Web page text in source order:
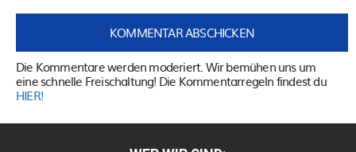
Die Kommentare werden moderiert. Wir bemühen uns um
eine schnelle Freischaltung! Die Kommentarregeln findest du
HIER!